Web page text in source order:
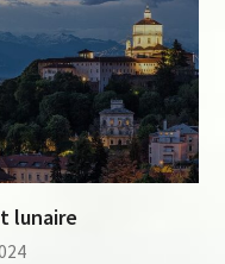
lunaire